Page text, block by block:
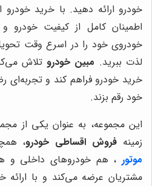
خودرو ارائه دهید. با خرید خودرو
اطمینان کامل از کیفیت خودرو
خودروی خود را در اسرع وقت
لذت ببرید. مبین خودرو تلاش
خرید خودرو فراهم کند و
خود رقم بزند.
این مجموعه، به عنوان یکی از
زمینه فروش اقساطی خودرو،
موتور ، هم خودروهای داخلی و
مشتریان عرضه می‌کند و با ارائه